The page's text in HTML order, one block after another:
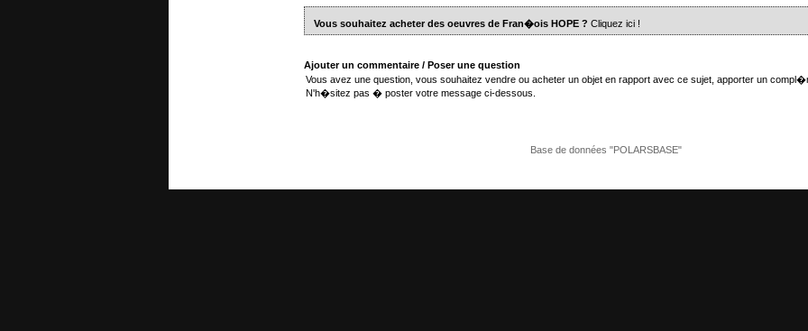
Vous souhaitez acheter des oeuvres de Fran�ois HOPE ? Cliquez ici !
Ajouter un commentaire / Poser une question
Vous avez une question, vous souhaitez vendre ou acheter un objet en rapport avec ce sujet, apporter un
N'h�sitez pas � poster votre message ci-dessous.
Base de données "POLARSBASE"